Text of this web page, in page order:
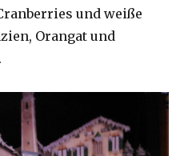
und weiße
Orangat und